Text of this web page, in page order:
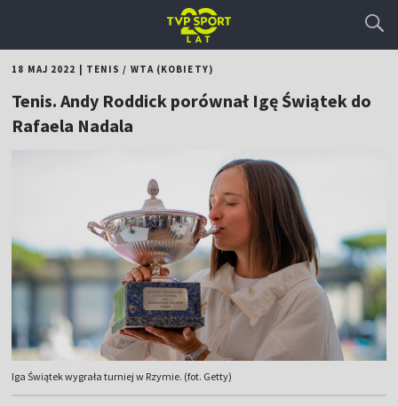
18 MAJ 2022 TENIS / WTA (KOBIETY)
Tenis. Andy Roddick porównał Igę Świątek do
Rafaela Nadala
Iga Świątek wygrała turniej w Rzymie. (fot. Getty)